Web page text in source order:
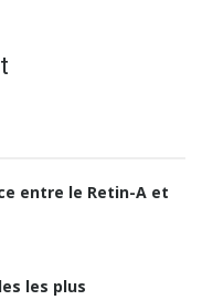
entre le Retin-A et
les plus